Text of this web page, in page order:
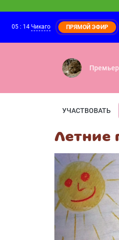
04:40
05 : 14 Чикаго ПРЯМОЙ ЭФИР
УЧАСТВОВАТЬ
Летние